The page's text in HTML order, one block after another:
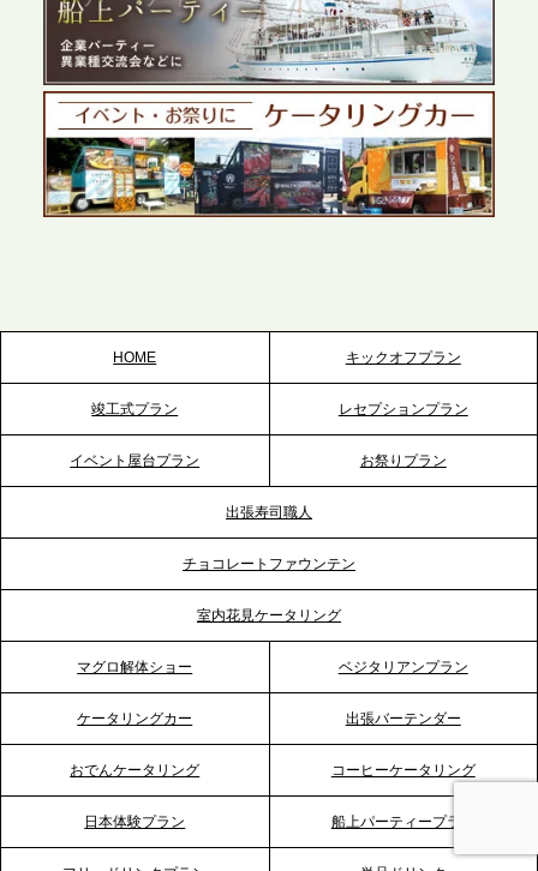
2026.5.27
プレスリリースのご案内｜ケータリングのセカンド
テーブル、千葉本社を新設。幕張・舞浜の大型イベ
ントから主要都市の社内懇親会まで、現地拠点を活
かしたスムーズな対応を展開
2026.5.22
2026.5.20
プレスリリースのご案内｜ケータリングのセカンド
2026.5.12
プレスリリースのご案内｜ケータリングのセカンド
2026.4.21
プレスリリースのご案内｜「温かな食」が会話のス
イッチに。新入社員研修で《食体験としてのケータ
HOME キックオフプラン
竣工式プラン レセプションプラン
イベント屋台プラン お祭りプラン
出張寿司職人
チョコレートファウンテン
室内花見ケータリング
マグロ解体ショー ベジタリアンプラン
ケータリングカー 出張バーテンダー
おでんケータリング コーヒーケータリング
日本体験プラン 船上パーティープラン